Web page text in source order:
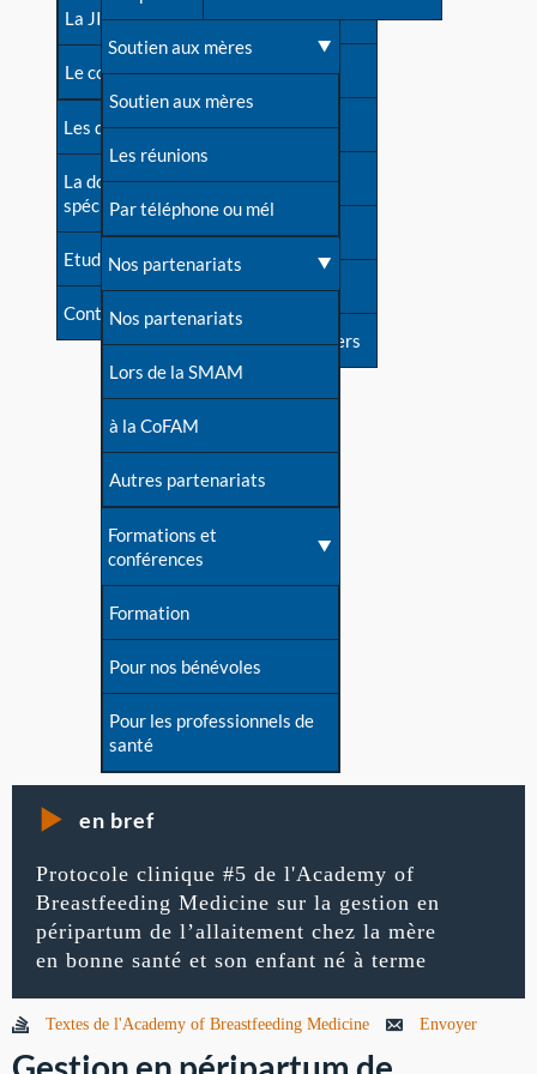
Une difficulté d'allaitement ?
Cas particuliers
Mythes et vérités
Devenir animatrice ?
Une question sur le site
La JIA
Le congrès
Les dossiers de l'allaitement
La documentation
spécialisée
Etudes récentes
Contact
contacts
Contact presse
Dossier de presse
Soutenir LLL
Livre d'or
Forum
S'inscrire à nos newsletters
Soutien aux mères
Soutien aux mères
Les réunions
Par téléphone ou mél
Nos partenariats
Nos partenariats
Lors de la SMAM
à la CoFAM
Autres partenariats
Formations et
conférences
Formation
Pour nos bénévoles
Pour les professionnels de
santé
en bref
Protocole clinique #5 de l'Academy of
Breastfeeding Medicine sur la gestion en
péripartum de l’allaitement chez la mère
en bonne santé et son enfant né à terme
Textes de l'Academy of Breastfeeding Medicine Envoyer